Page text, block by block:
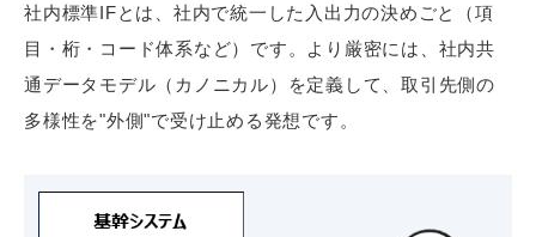
社内標準IFとは、社内で統一した入出力の決めごと（項
目・桁・コード体系など）です。より厳密には、社内共
通データモデル（カノニカル）を定義して、取引先側の
多様性を"外側"で受け止める発想です。